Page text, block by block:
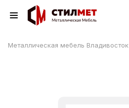
Металлическая мебель Владивосток